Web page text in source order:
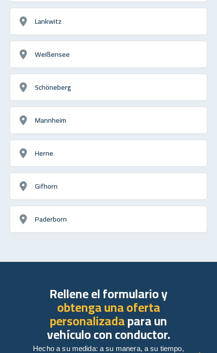
Lankwitz
Weißensee
Schöneberg
Mannheim
Herne
Gifhorn
Paderborn
Rellene el formulario y
obtenga una oferta
personalizadapara un
vehículo con conductor.
Hecho a su medida: a su manera, a su tiempo,